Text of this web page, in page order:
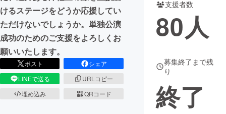
けるステージをどうか応援してい
ただけないでしょうか。単独公演
成功のためのご支援をよろしくお
願いいたします。
ポスト
シェア
LINEで送る
URLコピー
埋め込み
QRコード
支援者数
80人
募集終了まで残
り
終了